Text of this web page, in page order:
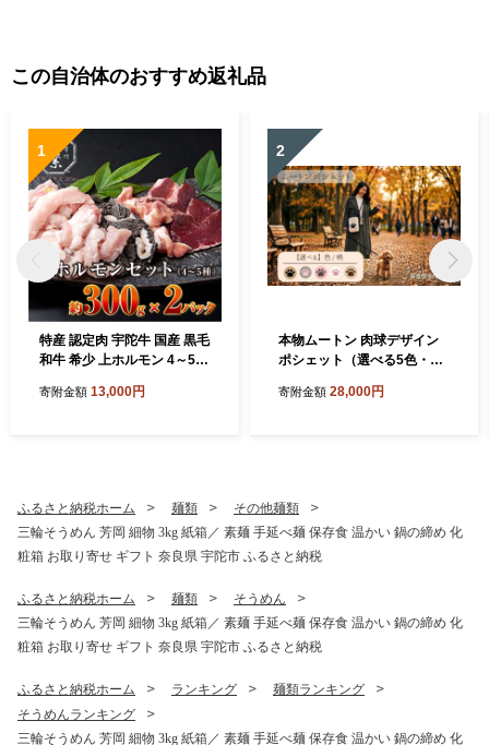
この自治体のおすすめ返礼品
1
特産 認定肉 宇陀牛 国産 黒毛
和牛 希少 上ホルモン 4～5種
と納税 牛肉 焼肉 レア 人気 B
寄附金額 13,000円
2
本物ムートン 肉球デザイン
ポシェット（選べる5色・内
ンバッグ ショルダーバッグ
と納税
寄附金額 28,000円
ふるさと納税ホーム 麺類
その他麺類
三輪そうめん 芳岡 細物 3kg 紙箱／ 素麺 手延べ麺 保存食 温かい 鍋の締め 化
粧箱 お取り寄せ ギフト 奈良県 宇陀市 ふるさと納税
ふるさと納税ホーム 麺類
そうめん
三輪そうめん 芳岡 細物 3kg 紙箱／ 素麺 手延べ麺 保存食 温かい 鍋の締め 化
粧箱 お取り寄せ ギフト 奈良県 宇陀市 ふるさと納税
ふるさと納税ホーム ランキング
麺類ランキング
そうめんランキング
三輪そうめん 芳岡 細物 3kg 紙箱／ 素麺 手延べ麺 保存食 温かい 鍋の締め 化